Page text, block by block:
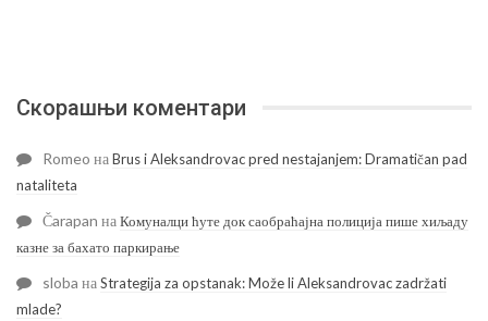
Скорашњи коментари
Romeo наBrus i Aleksandrovac pred nestajanjem: Dramatičan pad
nataliteta
Čarapan наКомуналци ћуте док саобраћајна полиција пише хиљаду
казне за бахато паркирање
sloba наStrategija za opstanak: Može li Aleksandrovac zadržati
mlade?